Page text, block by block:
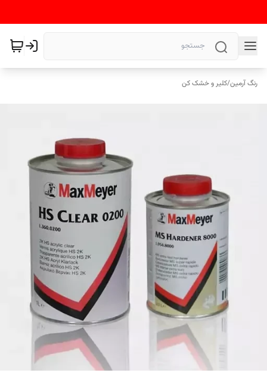
رنگ آرمین/کلیر و خشک کن